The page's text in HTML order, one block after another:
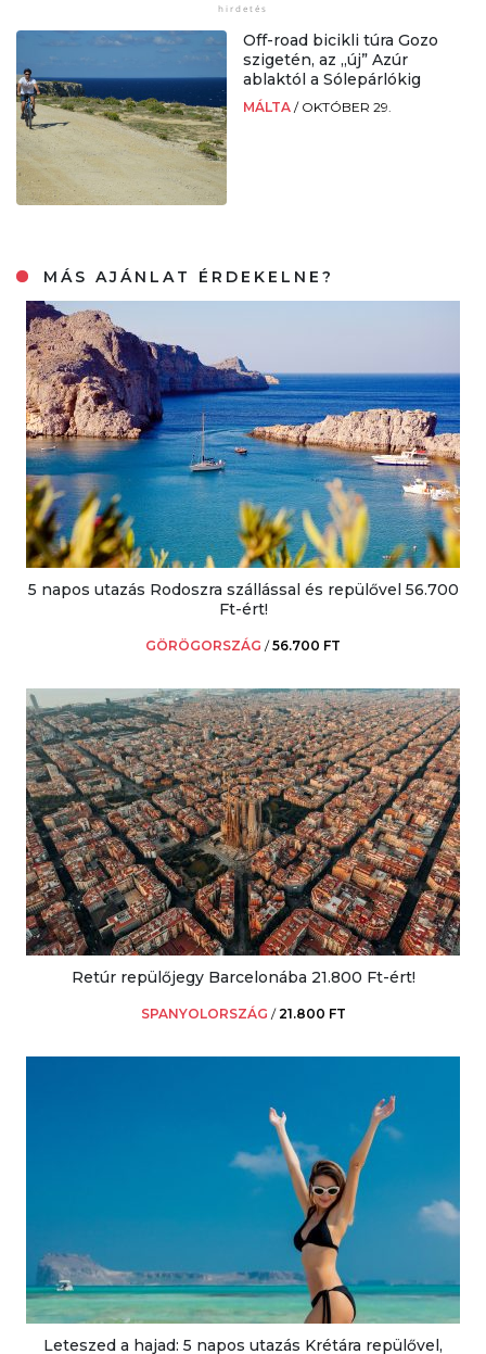
Off-road bicikli túra Gozo
szigetén, az „új” Azúr
ablaktól a Sólepárlókig
MÁLTA / OKTÓBER 29.
MÁS AJÁNLAT ÉRDEKELNE?
5 napos utazás Rodoszra szállással és repülővel 56.700
Ft-ért!
GÖRÖGORSZÁG /56.700 FT
Retúr repülőjegy Barcelonába 21.800 Ft-ért!
SPANYOLORSZÁG /21.800 FT
Leteszed a hajad: 5 napos utazás Krétára repülővel,